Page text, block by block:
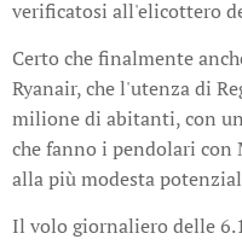
verificatosi all'elicottero
Certo che finalmente
Ryanair, che l'utenza di
milione di abitanti, con
che fanno i pendolari
alla più modesta
Il volo giornaliero delle